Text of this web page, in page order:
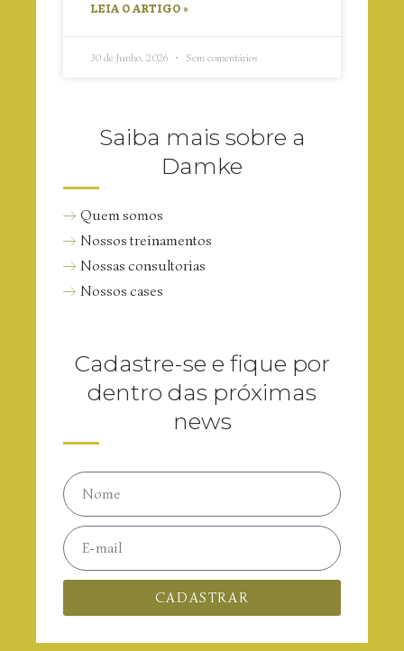
LEIA O ARTIGO »
30 de Junho, 2026 Sem comentários
Saiba mais sobre a
Damke
Quem somos
Nossos treinamentos
Nossas consultorias
Nossos cases
Cadastre-se e fique por
dentro das próximas
news
CADASTRAR